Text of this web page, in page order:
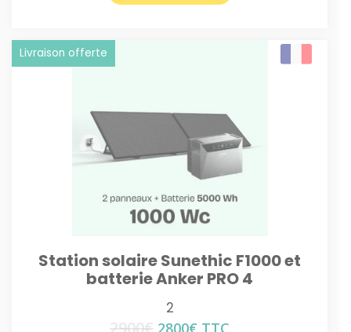
Station solaire Sunethic F1000 et
batterie Anker PRO 4
Livraison offerte
2
2900€ Le
2800€ Le
TTC